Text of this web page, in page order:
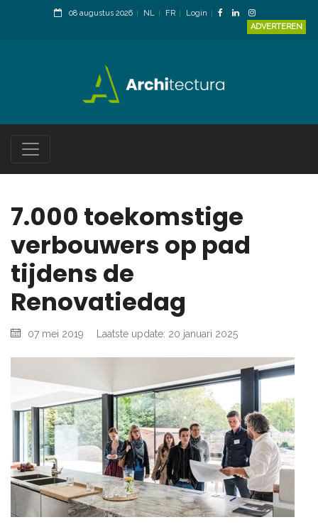
08 augustus 2026 NL FR
Login
ADVERTEREN
7.000 toekomstige
verbouwers op pad
tijdens de
Renovatiedag
07 mei 2019 Laatste update: 20 januari 2025